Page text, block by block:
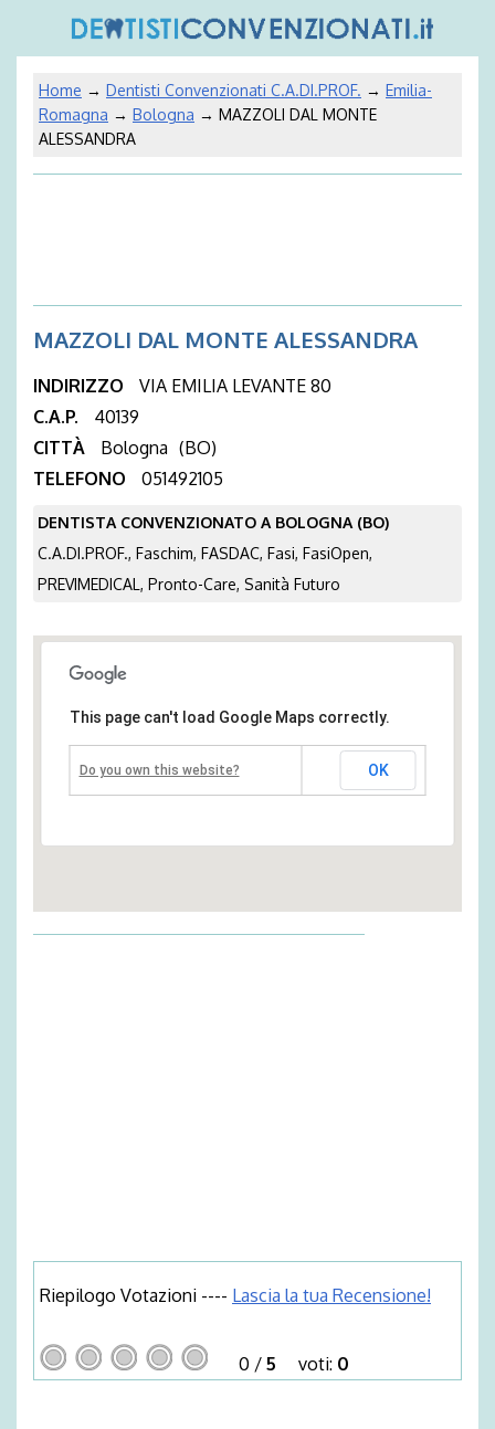
Home → Dentisti Convenzionati C.A.DI.PROF. → Emilia-
Romagna → Bologna → MAZZOLI DAL MONTE
ALESSANDRA
MAZZOLI DAL MONTE ALESSANDRA
INDIRIZZO
VIA EMILIA LEVANTE 80
C.A.P.
40139
CITTÀ
Bologna (BO)
TELEFONO
051492105
DENTISTA CONVENZIONATO A BOLOGNA (BO)
C.A.DI.PROF., Faschim, FASDAC, Fasi, FasiOpen,
PREVIMEDICAL, Pronto-Care, Sanità Futuro
This page can't load Google Maps correctly.
Do you own this website? OK
Riepilogo Votazioni ---- Lascia la tua Recensione!
0 / 5 voti: 0